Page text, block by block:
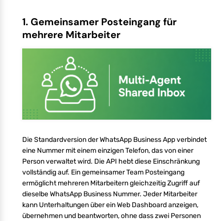
1. Gemeinsamer Posteingang für
mehrere Mitarbeiter
Die Standardversion der WhatsApp Business App verbindet
eine Nummer mit einem einzigen Telefon, das von einer
Person verwaltet wird. Die API hebt diese Einschränkung
vollständig auf. Ein gemeinsamer Team Posteingang
ermöglicht mehreren Mitarbeitern gleichzeitig Zugriff auf
dieselbe WhatsApp Business Nummer. Jeder Mitarbeiter
kann Unterhaltungen über ein Web Dashboard anzeigen,
übernehmen und beantworten, ohne dass zwei Personen